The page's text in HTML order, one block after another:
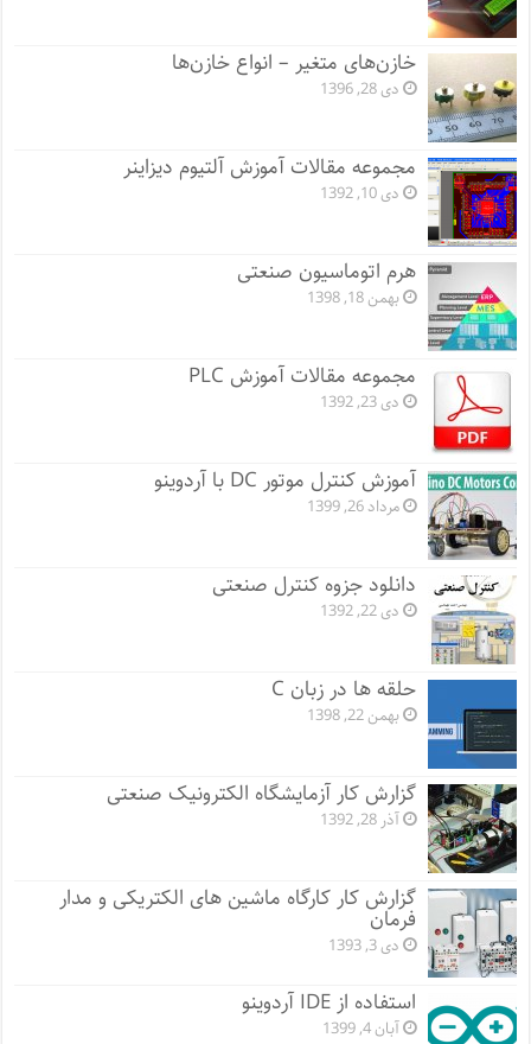
خازن‌های متغیر – انواع خازن‌ها
دی 28, 1396
مجموعه مقالات آموزش آلتیوم دیزاینر
دی 10, 1392
هرم اتوماسیون صنعتی
بهمن 18, 1398
مجموعه مقالات آموزش PLC
دی 23, 1392
آموزش کنترل موتور DC با آردوینو
مرداد 26, 1399
دانلود جزوه کنترل صنعتی
دی 22, 1392
حلقه ها در زبان C
بهمن 22, 1398
گزارش کار آزمایشگاه الکترونیک صنعتی
آذر 28, 1392
گزارش کار کارگاه ماشین های الکتریکی و مدار
فرمان
دی 3, 1393
استفاده از IDE آردوینو
آبان 4, 1399